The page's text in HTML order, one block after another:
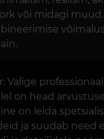
või midagi
Valige
on head
on leida
ja suudab need